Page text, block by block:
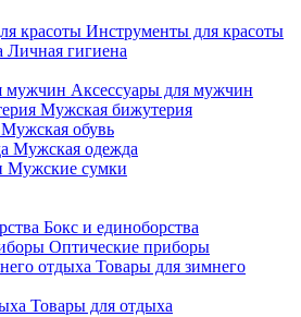
Инструменты для красоты
Личная гигиена
Аксессуары для мужчин
Мужская бижутерия
Мужская обувь
Мужская одежда
Мужские сумки
Бокс и единоборства
Оптические приборы
Товары для зимнего
Товары для отдыха